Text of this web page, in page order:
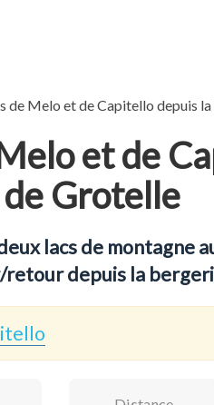
de Melo et de Capitello depuis
et de
Grotelle
lacs de montagne
retour depuis la